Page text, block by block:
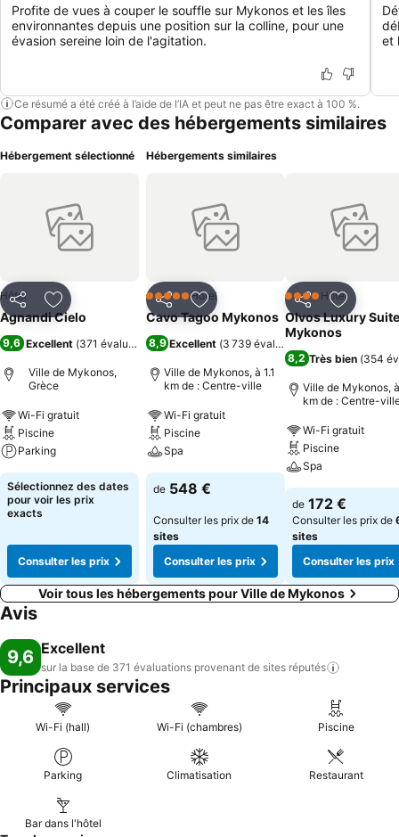
Profite de vues à couper le souffle sur Mykonos et les îles
environnantes depuis une position sur la colline, pour une
évasion sereine loin de l'agitation.
et
Ce résumé a été créé à l’aide de l’IA et peut ne pas être exact à 100 %.
Comparer avec des hébergements similaires
Hébergement sélectionné
PartagerAjouter à mes favoris
Hôtel
Agnandi Cielo
9,6 Excellent (371 évaluations)
Ville de Mykonos,
Grèce
Wi-Fi gratuit
Piscine
Parking
Sélectionnez des dates
pour voir les prix
exacts
Consulter les prix
Hébergements similaires
PartagerAjouter à mes favoris
5 Étoiles Hôtel
Cavo Tagoo Mykonos
8,9 Excellent (3 739 évaluations
Ville de Mykonos, à 1.1
km de : Centre-ville
Wi-Fi gratuit
Piscine
Spa
de 548 €
Consulter les prix de 14
sites
Consulter les prix
PartagerAjouter
4 ÉtoilesHôtel
Olvos Luxury
Mykonos
8,2 Très bien (354
Ville de Mykonos,
km de : Centre-
Wi-Fi gratuit
Piscine
Spa
de 172 €
Consulter les prix de
sites
Consulter les prix
Voir tous les hébergements pour Ville de Mykonos
Avis
9,6 Excellent
sur la base de 371 évaluations provenant de sites réputés
Principaux services
Wi-Fi (hall) Wi-Fi (chambres) Piscine
Parking Climatisation Restaurant
Bar dans l'hôtel